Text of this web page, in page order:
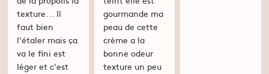
texture... Il
faut bien
l'étaler mais ça
va le fini est
léger et c'est
gourmande ma
peau de cette
crème a la
bonne odeur
texture un peu